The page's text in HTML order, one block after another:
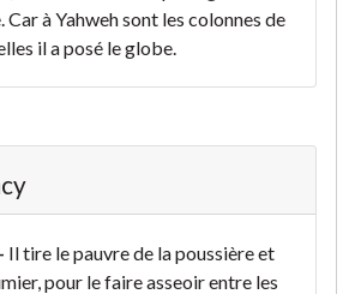
à Yahweh sont les colonnes de
il a posé le globe.
- Il tire le pauvre de la poussière et
pour le faire asseoir entre les